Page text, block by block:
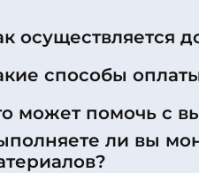
осуществляется
способы
может помочь с
ли вы